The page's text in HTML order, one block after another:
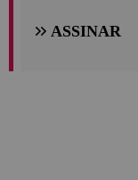
ASSINAR